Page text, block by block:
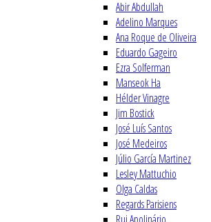
Abir Abdullah
Adelino Marques
Ana Roque de Oliveira
Eduardo Gageiro
Ezra Solferman
Manseok Ha
Hélder Vinagre
Jim Bostick
José Luís Santos
José Medeiros
Júlio García Martinez
Lesley Mattuchio
Olga Caldas
Regards Parisiens